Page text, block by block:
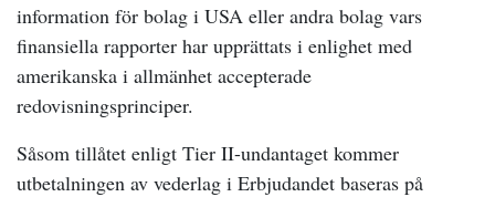
information för bolag i USA eller andra bolag vars
finansiella rapporter har upprättats i enlighet med
amerikanska i allmänhet accepterade
redovisningsprinciper.
Såsom tillåtet enligt Tier II-undantaget kommer
utbetalningen av vederlag i Erbjudandet baseras på